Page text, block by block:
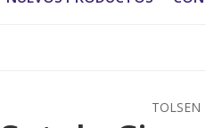
TOLSEN